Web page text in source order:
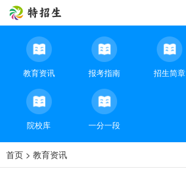
教育资讯 报考指南 招生简章
院校库 一分一段
首页 > 教育资讯